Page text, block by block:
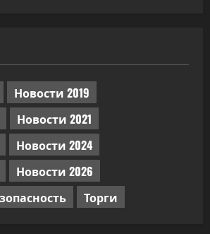
Новости 2019
Новости 2021
Новости 2024
Новости 2026
Торги